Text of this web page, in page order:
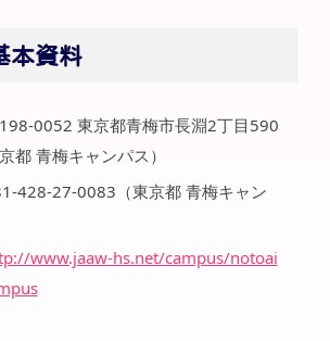
本資料
0052 東京都青梅市長淵2丁目590
都 青梅キャンパス）
428-27-0083（東京都 青梅キャン
www.jaaw-hs.net/campus/notoai